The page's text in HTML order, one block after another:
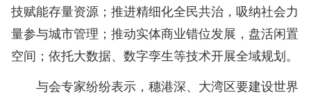
技赋能存量资源；推进精细化全民共治，吸纳社会力
量参与城市管理；推动实体商业错位发展，盘活闲置
空间；依托大数据、数字孪生等技术开展全域规划。
与会专家纷纷表示，穗港深、大湾区要建设世界